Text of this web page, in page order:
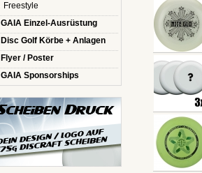
Freestyle
GAIA Einzel-Ausrüstung
Disc Golf Körbe + Anlagen
Flyer / Poster
GAIA Sponsorships